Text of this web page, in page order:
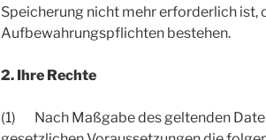
Speicherung nicht mehr erforderlich ist,
Aufbewahrungspflichten bestehen.
2. Ihre Rechte
(1) Nach Maßgabe des geltenden